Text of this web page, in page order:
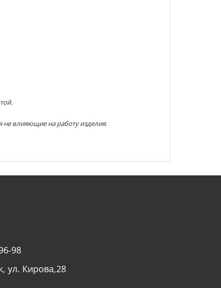
не влияющие на работу изделия.
98
ул. Кирова,28